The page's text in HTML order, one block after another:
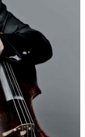
László
auf der
(verbunden mit
ist im
auch im Bereich
Phantasy-
magischen
„abad“
es im Alten
sowie 88,11)
Im Neuen
der
dem ein